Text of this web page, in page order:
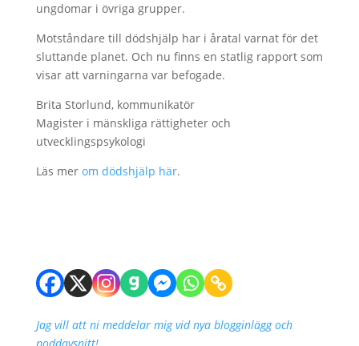
ungdomar i övriga grupper.
Motståndare till dödshjälp har i åratal varnat för det
sluttande planet. Och nu finns en statlig rapport som
visar att varningarna var befogade.
Brita Storlund, kommunikatör
Magister i mänskliga rättigheter och
utvecklingspsykologi
Läs mer om dödshjälp här.
Jag vill att ni meddelar mig vid nya blogginlägg och